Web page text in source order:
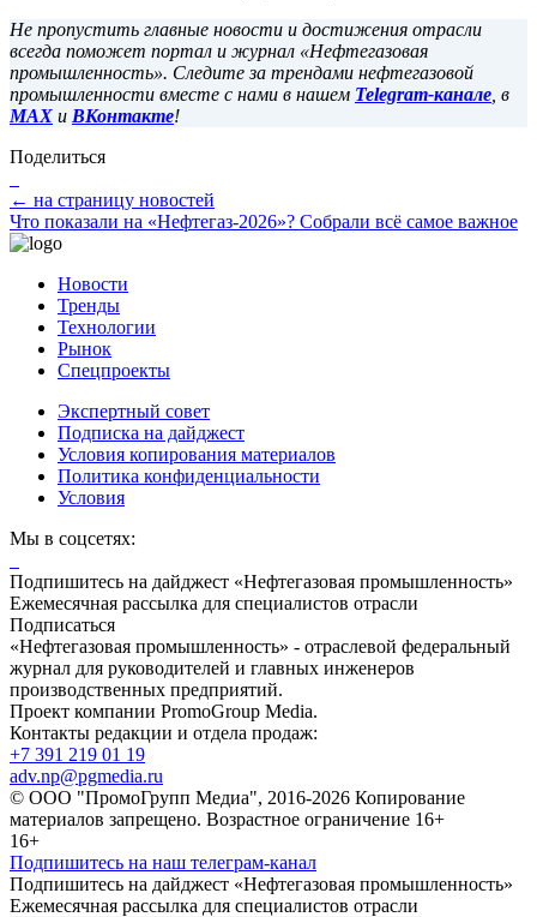
Не пропустить главные новости и достижения отрасли
всегда поможет портал и журнал «Нефтегазовая
промышленность». Следите за трендами нефтегазовой
промышленности вместе с нами в нашем Telegram-канале , в
MAX и ВКонтакте!
Поделиться
← на страницу новостей
Что показали на «Нефтегаз-2026»? Собрали всё самое важное
Новости
Тренды
Технологии
Рынок
Спецпроекты
Экспертный совет
Подписка на дайджест
Условия копирования материалов
Политика конфиденциальности
Условия
Мы в соцсетях:
Подпишитесь на дайджест «Нефтегазовая промышленность»
Ежемесячная рассылка для специалистов отрасли
Подписаться
«Нефтегазовая промышленность» - отраслевой федеральный
журнал для руководителей и главных инженеров
производственных предприятий.
Проект компании PromoGroup Media.
Контакты редакции и отдела продаж:
+7 391 219 01 19
adv.np@pgmedia.ru
© ООО "ПромоГрупп Медиа", 2016-2026 Копирование
материалов запрещено. Возрастное ограничение 16+
16+
Подпишитесь на наш телеграм-канал
Подпишитесь на дайджест «Нефтегазовая промышленность»
Ежемесячная рассылка для специалистов отрасли